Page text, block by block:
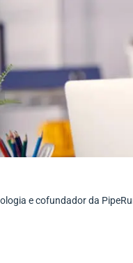
e cofundador da